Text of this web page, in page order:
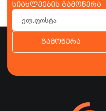
სიახლეების გამოწერა
გამოწერა